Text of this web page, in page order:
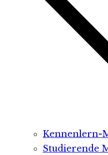
Kennenlern-
Studierende